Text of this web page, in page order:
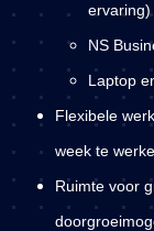
ervaring)
NS
Laptop
Flexibele
weekte
Ruimte voor